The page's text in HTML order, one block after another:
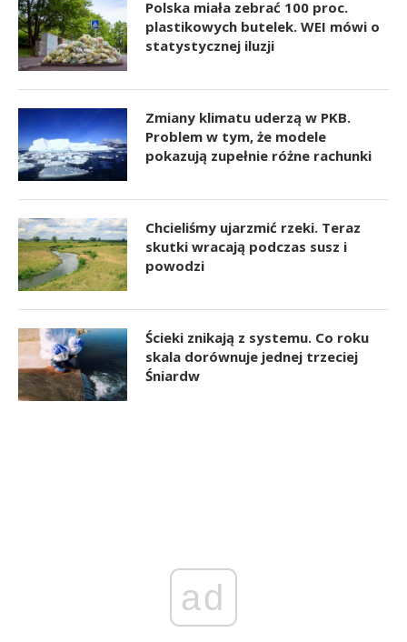
Polska miała zebrać 100 proc.
plastikowych butelek. WEI mówi o
statystycznej iluzji
Zmiany klimatu uderzą w PKB.
Problem w tym, że modele
pokazują zupełnie różne rachunki
Chcieliśmy ujarzmić rzeki. Teraz
skutki wracają podczas susz i
powodzi
Ścieki znikają z systemu. Co roku
skala dorównuje jednej trzeciej
Śniardw
ad